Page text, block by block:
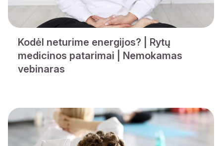
Kodėl neturime energijos? | Rytų
medicinos patarimai | Nemokamas
vebinaras